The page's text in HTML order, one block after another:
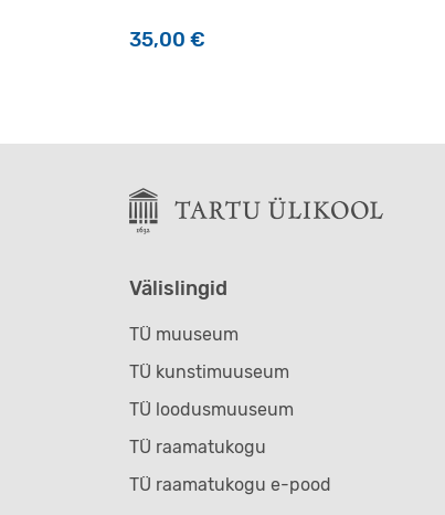
35,00 €
Välislingid
TÜ muuseum
TÜ kunstimuuseum
TÜ loodusmuuseum
TÜ raamatukogu
TÜ raamatukogu e-pood